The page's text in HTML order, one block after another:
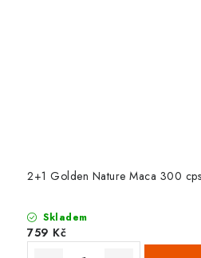
2+1 Golden Nature Maca 300
Skladem
759 Kč